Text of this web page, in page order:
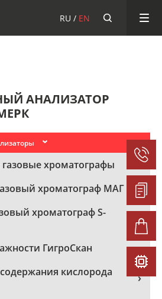
RU EN
АНАЛИЗАТОР
›️
хроматографы ›️
хроматограф МАГ ›️
хроматограф S-
›️
ГигроСкан ›️
кислорода
›️